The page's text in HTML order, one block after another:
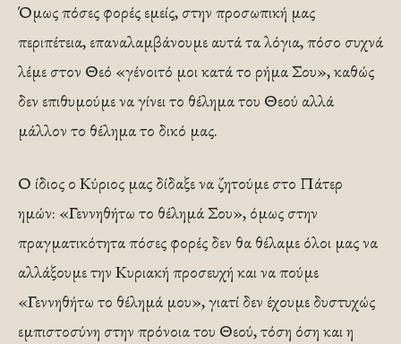
Όμως πόσες φορές εμείς, στην προσωπική μας
περιπέτεια, επαναλαμβάνουμε αυτά τα λόγια, πόσο συχνά
λέμε στον Θεό «γένοιτό μοι κατά το ρήμα Σου», καθώς
δεν επιθυμούμε να γίνει το θέλημα του Θεού αλλά
μάλλον το θέλημα το δικό μας.
Ο ίδιος ο Κύριος μας δίδαξε να ζητούμε στο Πάτερ
ημών: «Γεννηθήτω το θέλημά Σου», όμως στην
πραγματικότητα πόσες φορές δεν θα θέλαμε όλοι μας να
αλλάξουμε την Κυριακή προσευχή και να πούμε
«Γεννηθήτω το θέλημά μου», γιατί δεν έχουμε δυστυχώς
εμπιστοσύνη στην πρόνοια του Θεού, τόση όση και η